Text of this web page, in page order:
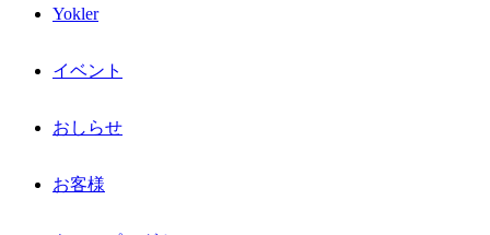
Yokler
イベント
おしらせ
お客様